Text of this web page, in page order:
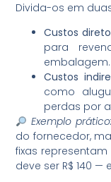
Divida-os em
Custos
para
embalagem.
Custos
como
perdas por
Exemplo prático:
do fornecedor,
fixas
deve ser R$ 140 —